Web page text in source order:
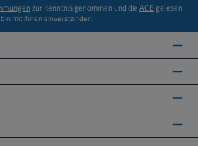
zur Kenntnis genommen und dieAGBgelesen
mit ihnen einverstanden.